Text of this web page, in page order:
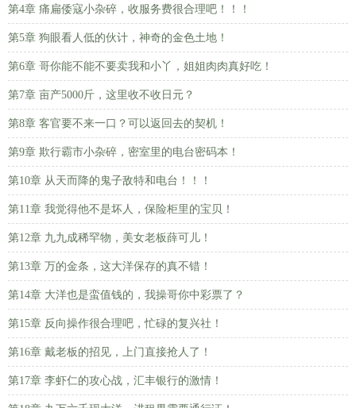
第4章 痛扁倭寇小杂碎，收服务费很合理吧！！！
第5章 狗眼看人低的伙计，神奇的金色土地！
第6章 哥你能不能不要卖我和小丫，姐姐肉肉真好吃！
第7章 亩产5000斤，这里收不收日元？
第8章 客官要不来一口？可以返回去的契机！
第9章 欺行霸市小杂碎，密室里的电台密码本！
第10章 从天而降的鬼子敌特和电台！！！
第11章 我觉得他不是坏人，保险柜里的宝贝！
第12章 九九成稀罕物，美女老板薛可儿！
第13章 万的金条，这大洋保存的真不错！
第14章 大洋也是蛮值钱的，我操哥你中彩票了？
第15章 反向操作很合理吧，忙碌的复兴社！
第16章 戴老板的招见，上门直接抢人了！
第17章 李虾仁的攻心战，汇丰银行的激情！